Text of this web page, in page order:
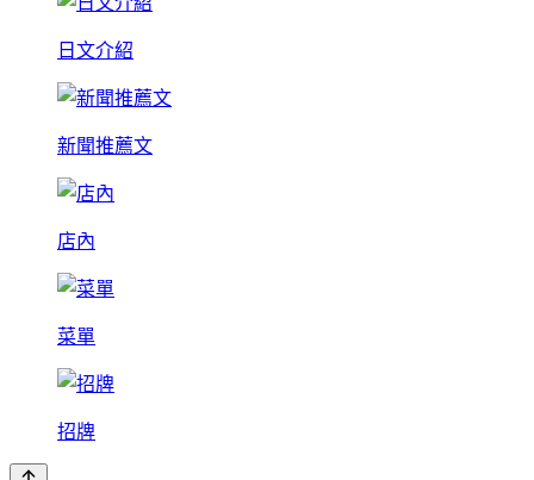
日文介紹
新聞推薦文
店內
菜單
招牌